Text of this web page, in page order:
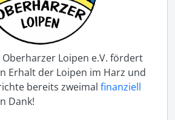
Loipen e.V. fördert
Erhalt der Loipen im Harz und
bereits zweimal finanziell
Dank!